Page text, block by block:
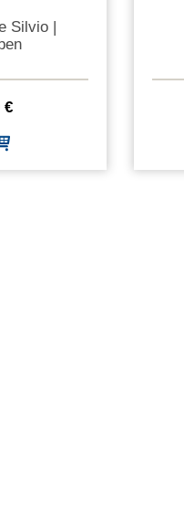
Silvio |
€